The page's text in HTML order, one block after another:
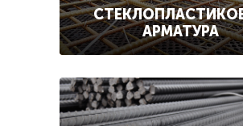
АРМАТУРА